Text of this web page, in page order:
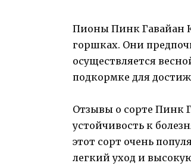
Пионы Пинк Гавайан
горшках. Они
осуществляется
подкормке для
Отзывы о сорте Пинк
устойчивость к
этот сорт очень
легкий уход и